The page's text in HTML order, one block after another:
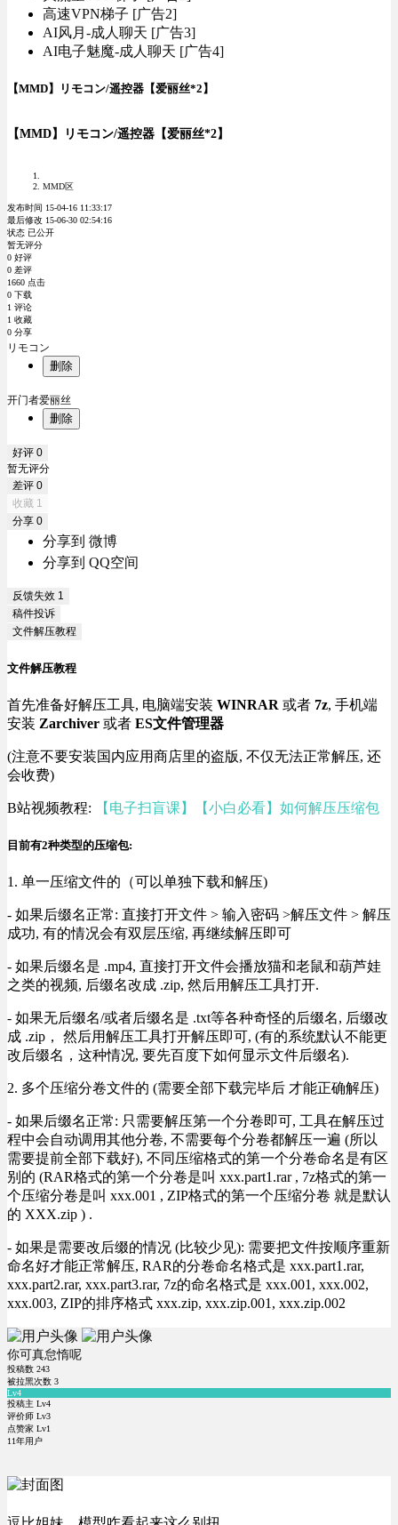
高速VPN梯子 [广告2]
AI风月-成人聊天 [广告3]
AI电子魅魔-成人聊天 [广告4]
【MMD】リモコン/遥控器【爱丽丝*2】
【MMD】リモコン/遥控器【爱丽丝*2】
MMD区
发布时间 15-04-16 11:33:17
最后修改 15-06-30 02:54:16
状态 已公开
暂无评分
0 好评
0 差评
1660 点击
0 下载
1 评论
1 收藏
0 分享
リモコン
删除
开门者爱丽丝
删除
好评 0
暂无评分
差评 0
收藏 1
分享 0
分享到 微博
分享到 QQ空间
反馈失效 1
稿件投诉
文件解压教程
文件解压教程
首先准备好解压工具, 电脑端安装 WINRAR 或者 7z, 手机端
安装 Zarchiver 或者 ES文件管理器
(注意不要安装国内应用商店里的盗版, 不仅无法正常解压, 还
会收费)
B站视频教程: 【电子扫盲课】【小白必看】如何解压压缩包
目前有2种类型的压缩包:
1. 单一压缩文件的（可以单独下载和解压)
- 如果后缀名正常: 直接打开文件 > 输入密码 >解压文件 > 解压
成功, 有的情况会有双层压缩, 再继续解压即可
- 如果后缀名是 .mp4, 直接打开文件会播放猫和老鼠和葫芦娃
之类的视频, 后缀名改成 .zip, 然后用解压工具打开.
- 如果无后缀名/或者后缀名是 .txt等各种奇怪的后缀名, 后缀改
成 .zip， 然后用解压工具打开解压即可, (有的系统默认不能更
改后缀名，这种情况, 要先百度下如何显示文件后缀名).
2. 多个压缩分卷文件的 (需要全部下载完毕后 才能正确解压)
- 如果后缀名正常: 只需要解压第一个分卷即可, 工具在解压过
程中会自动调用其他分卷, 不需要每个分卷都解压一遍 (所以
需要提前全部下载好), 不同压缩格式的第一个分卷命名是有区
别的 (RAR格式的第一个分卷是叫 xxx.part1.rar , 7z格式的第一
个压缩分卷是叫 xxx.001 , ZIP格式的第一个压缩分卷 就是默认
的 XXX.zip ) .
- 如果是需要改后缀的情况 (比较少见): 需要把文件按顺序重新
命名好才能正常解压, RAR的分卷命名格式是 xxx.part1.rar,
xxx.part2.rar, xxx.part3.rar, 7z的命名格式是 xxx.001, xxx.002,
xxx.003, ZIP的排序格式 xxx.zip, xxx.zip.001, xxx.zip.002
你可真怠惰呢
投稿数 243
被拉黑次数 3
Lv4
投稿主 Lv4
评价师 Lv3
点赞家 Lv1
11年用户